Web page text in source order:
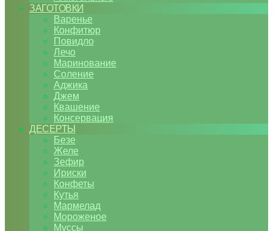
ЗАГОТОВКИ
Варенье
Конфитюр
Повидло
Лечо
Маринование
Соление
Аджика
Джем
Квашение
Консервация
ДЕСЕРТЫ
Безе
Желе
Зефир
Ириски
Конфеты
Кутья
Мармелад
Мороженое
Муссы